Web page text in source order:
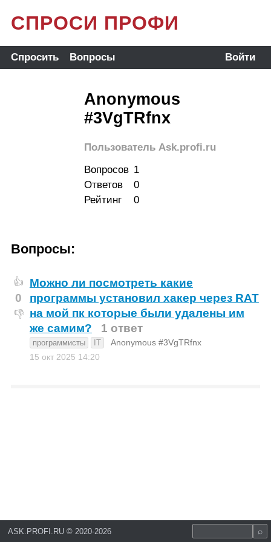
СПРОСИ ПРОФИ
Спросить Вопросы Войти
Anonymous
#3VgTRfnx
Пользователь Ask.profi.ru
Вопросов 1
Ответов
0
Рейтинг
0
Вопросы:
👍
0
👎
Можно ли посмотреть какие
программы установил хакер через RAT
на мой пк которые были удалены им
же самим?
1 ответ
программисты IT
Anonymous #3VgTRfnx
15 окт 2025 14:20
ASK.PROFI.RU © 2020-2026